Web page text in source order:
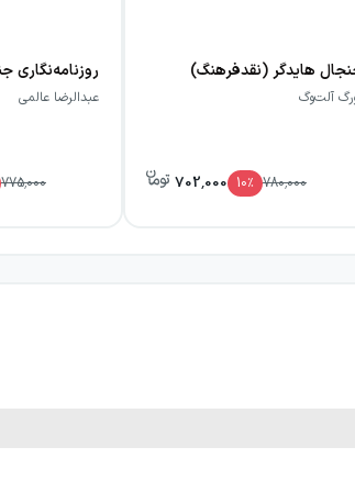
هایدگر (نقدفرهنگ)
آلت‌وگ
780,000
10٪ 702,000
عبدالرضا عالمی
775,000